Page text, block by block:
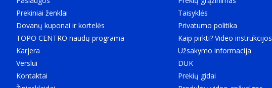
Prekiniai ženklai
Dovanų kuponai ir kortelės
TOPO CENTRO naudų programa
Karjera
Verslui
Kontaktai
Taisyklės
Privatumo politika
Kaip pirkti? Video instrukcijos
Užsakymo informacija
DUK
Prekių gidai